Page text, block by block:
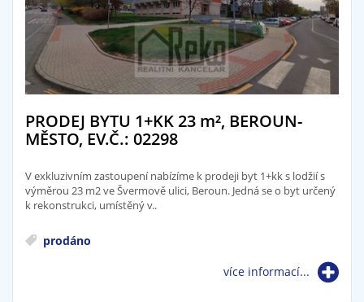
PRODEJ BYTU 1+KK 23 m², BEROUN-
MĚSTO, EV.Č.: 02298
V exkluzivním zastoupení nabízíme k prodeji byt 1+kk s lodžií s
výměrou 23 m2 ve Švermově ulici, Beroun. Jedná se o byt určený
k rekonstrukci, umístěný v..
prodáno
více informací...